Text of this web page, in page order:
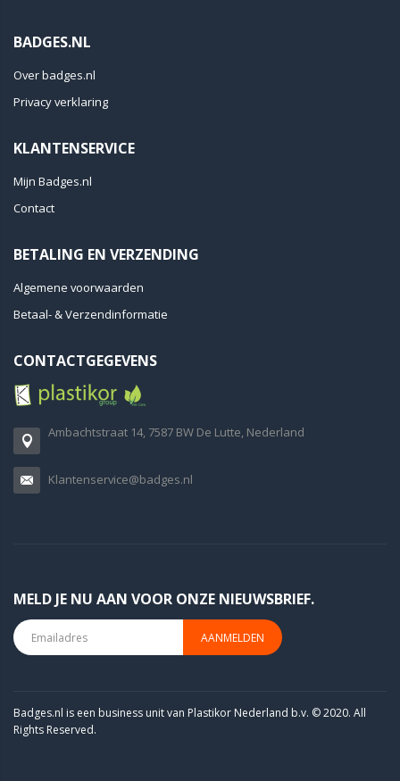
BADGES.NL
Over badges.nl
Privacy verklaring
KLANTENSERVICE
Mijn Badges.nl
Contact
BETALING EN VERZENDING
Algemene voorwaarden
Betaal- & Verzendinformatie
CONTACTGEGEVENS
Ambachtstraat 14, 7587 BW De Lutte, Nederland
Klantenservice@badges.nl
MELD JE NU AAN VOOR ONZE NIEUWSBRIEF.
AANMELDEN
Badges.nl is een business unit van Plastikor Nederland b.v. © 2020. All
Rights Reserved.